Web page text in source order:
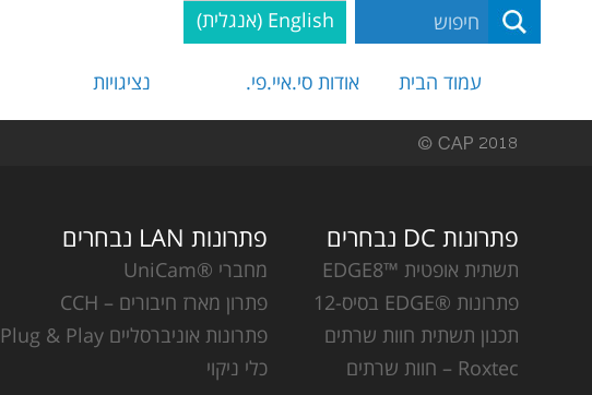
English
(אנגלית)
עמוד הבית אודות סי.איי.פי. נציגויות
פתרונות DC נבחרים
תשתית אופטית ™EDGE8
פתרונות ®EDGE בסיס-12
תכנון תשתית חוות שרתים
Roxtec – חוות שרתים
פתרונות LAN נבחרים
מחברי ®UniCam
פתרון מארז חיבורים – CCH
פתרונות אוניברסליים Plug & Play
כלי ניקוי